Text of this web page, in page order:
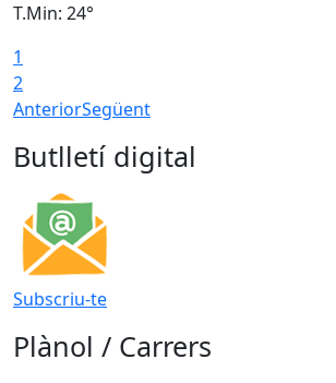
T.Min: 24°
1
2
AnteriorSegüent
Butlletí digital
Subscriu-te
Plànol / Carrers